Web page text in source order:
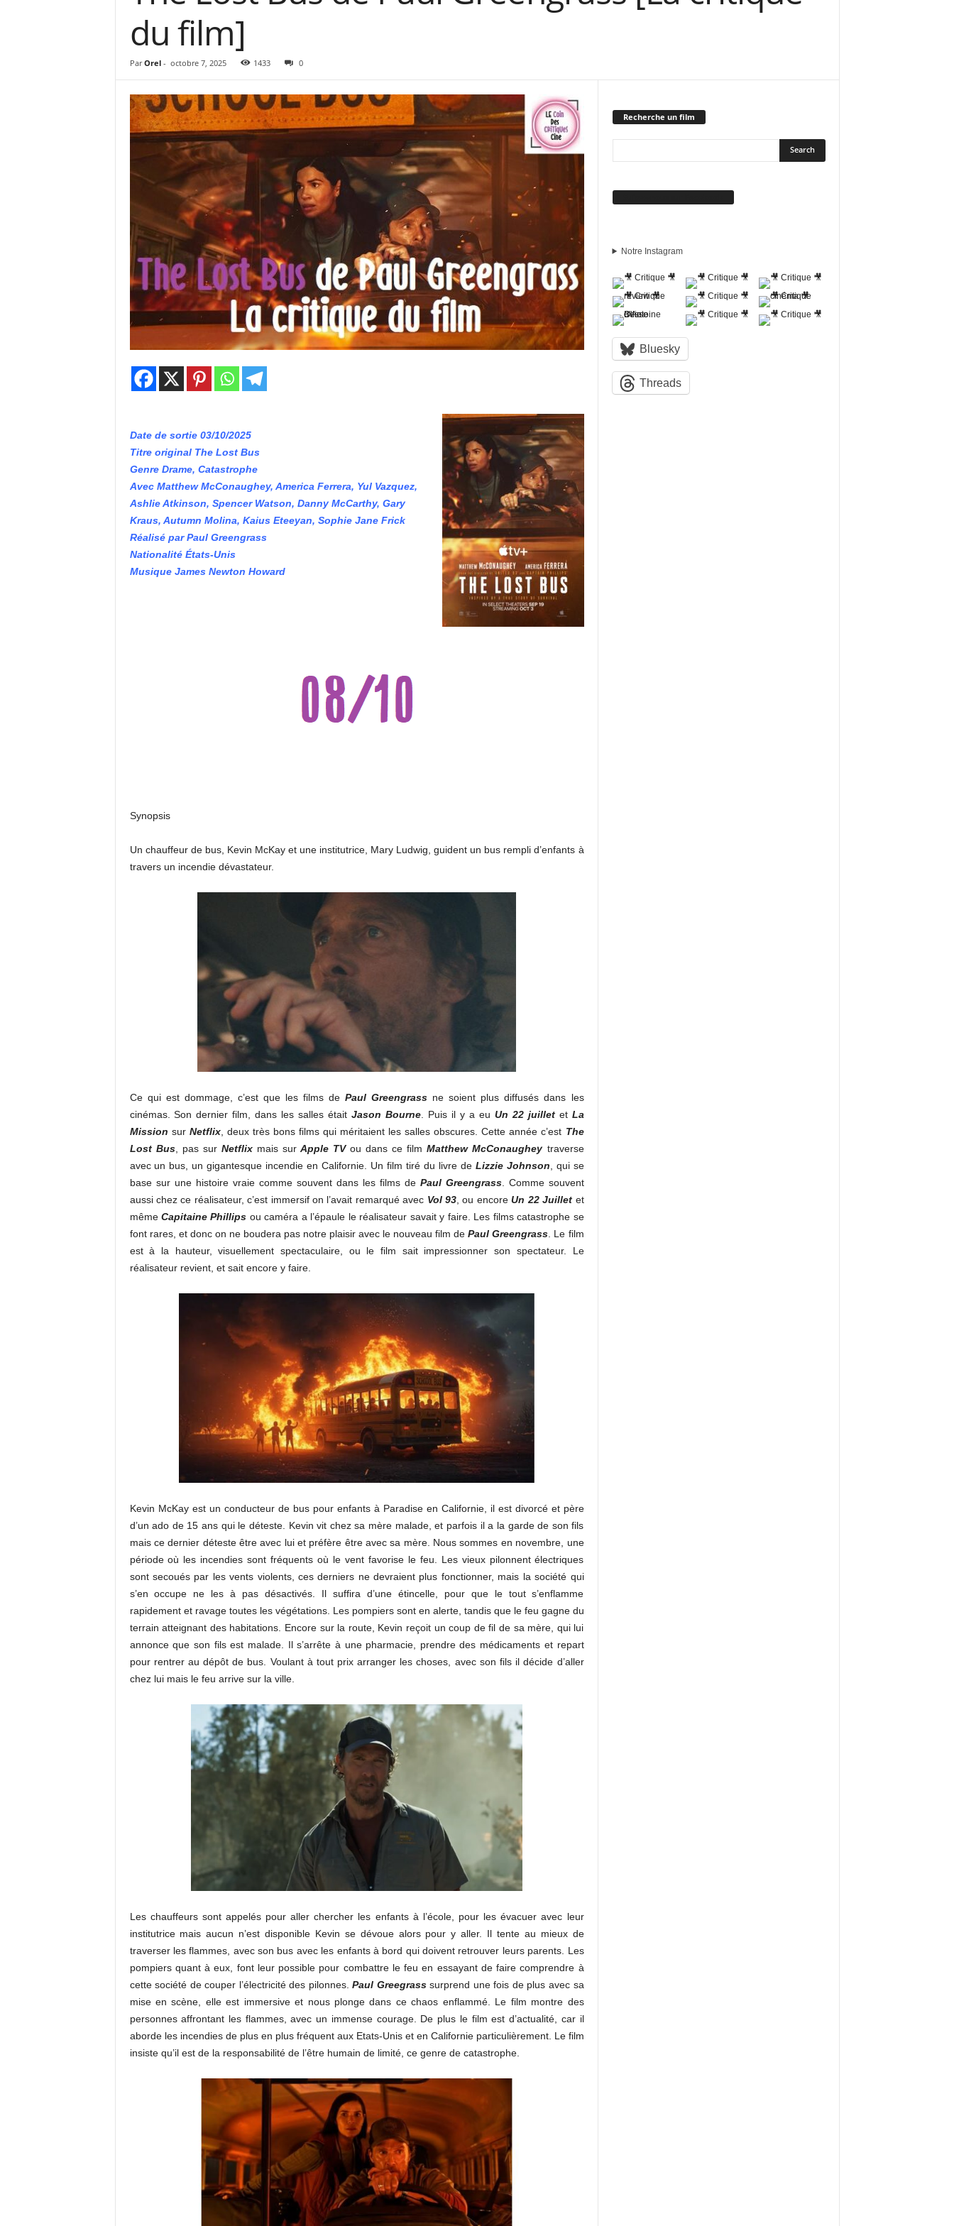
du film]
Par Orel- octobre 7, 2025 1433 0
Date de sortie 03/10/2025
Titre original The Lost Bus
Genre Drame, Catastrophe
Avec Matthew McConaughey, America Ferrera, Yul Vazquez,
Ashlie Atkinson, Spencer Watson, Danny McCarthy, Gary
Kraus, Autumn Molina, Kaius Eteeyan, Sophie Jane Frick
Réalisé par Paul Greengrass
Nationalité États-Unis
Musique James Newton Howard
Synopsis
Un chauffeur de bus, Kevin McKay et une institutrice, Mary Ludwig, guident un bus rempli d’enfants à
travers un incendie dévastateur.
Ce qui est dommage, c’est que les films de Paul Greengrass ne soient plus diffusés dans les
cinémas. Son dernier film, dans les salles étaitJason Bourne . Puis il y a eu Un 22 juilletet La
Mission surNetflix, deux très bons films qui méritaient les salles obscures. Cette année c’est The
Lost Bus, pas sur Netflixmais surApple TV ou dans ce filmMatthew McConaughey traverse
avec un bus, un gigantesque incendie en Californie. Un film tiré du livre de Lizzie Johnson , qui se
base sur une histoire vraie comme souvent dans les films de Paul Greengrass. Comme souvent
aussi chez ce réalisateur, c’est immersif on l’avait remarqué avec Vol 93 , ou encoreUn 22 Juillet et
même Capitaine Phillips ou caméra a l’épaule le réalisateur savait y faire. Les films catastrophe se
font rares, et donc on ne boudera pas notre plaisir avec le nouveau film dePaul Greengrass . Le film
est à la hauteur, visuellement spectaculaire, ou le film sait impressionner son spectateur. Le
réalisateur revient, et sait encore y faire.
Kevin McKay est un conducteur de bus pour enfants à Paradise en Californie, il est divorcé et père
d’un ado de 15 ans qui le déteste. Kevin vit chez sa mère malade, et parfois il a la garde de son fils
mais ce dernier déteste être avec lui et préfère être avec sa mère. Nous sommes en novembre, une
période où les incendies sont fréquents où le vent favorise le feu. Les vieux pilonnent électriques
sont secoués par les vents violents, ces derniers ne devraient plus fonctionner, mais la société qui
s’en occupe ne les à pas désactivés. Il suffira d’une étincelle, pour que le tout s’enflamme
rapidement et ravage toutes les végétations. Les pompiers sont en alerte, tandis que le feu gagne du
terrain atteignant des habitations. Encore sur la route, Kevin reçoit un coup de fil de sa mère, qui lui
annonce que son fils est malade. Il s’arrête à une pharmacie, prendre des médicaments et repart
pour rentrer au dépôt de bus. Voulant à tout prix arranger les choses, avec son fils il décide d’aller
chez lui mais le feu arrive sur la ville.
Les chauffeurs sont appelés pour aller chercher les enfants à l’école, pour les évacuer avec leur
institutrice mais aucun n’est disponible Kevin se dévoue alors pour y aller. Il tente au mieux de
traverser les flammes, avec son bus avec les enfants à bord qui doivent retrouver leurs parents. Les
pompiers quant à eux, font leur possible pour combattre le feu en essayant de faire comprendre à
cette société de couper l’électricité des pilonnes.Paul Greegrass surprend une fois de plus avec sa
mise en scène, elle est immersive et nous plonge dans ce chaos enflammé. Le film montre des
personnes affrontant les flammes, avec un immense courage. De plus le film est d’actualité, car il
aborde les incendies de plus en plus fréquent aux Etats-Unis et en Californie particulièrement. Le film
insiste qu’il est de la responsabilité de l’être humain de limité, ce genre de catastrophe.
Recherche un film
Notre Instagram
Bluesky
Threads